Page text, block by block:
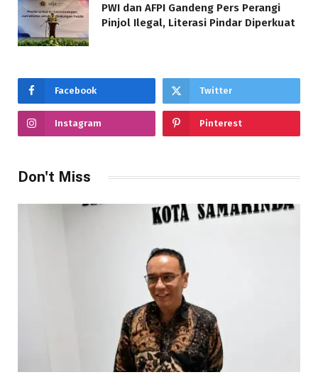
PWI dan AFPI Gandeng Pers Perangi
Pinjol Ilegal, Literasi Pindar Diperkuat
Facebook Twitter
Instagram Pinterest
Don't Miss